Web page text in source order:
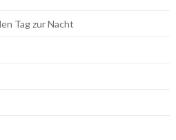
Tag zur Nacht